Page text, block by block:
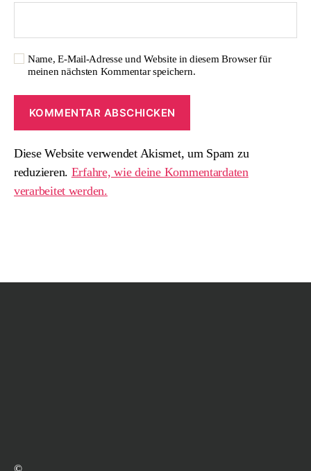
Name, E-Mail-Adresse und Website in diesem Browser für
meinen nächsten Kommentar speichern.
Diese Website verwendet Akismet, um Spam zu
reduzieren. Erfahre, wie deine Kommentardaten
verarbeitet werden.
©